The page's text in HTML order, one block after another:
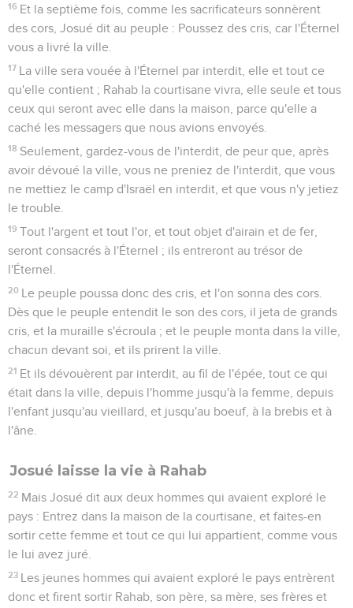
16 Et la septième fois, comme les sacrificateurs sonnèrent
des cors, Josué dit au peuple : Poussez des cris, car l'Éternel
vous a livré la ville.
17 La ville sera vouée à l'Éternel par interdit, elle et tout ce
qu'elle contient ; Rahab la courtisane vivra, elle seule et tous
ceux qui seront avec elle dans la maison, parce qu'elle a
caché les messagers que nous avions envoyés.
18 Seulement, gardez-vous de l'interdit, de peur que, après
avoir dévoué la ville, vous ne preniez de l'interdit, que vous
ne mettiez le camp d'Israël en interdit, et que vous n'y jetiez
le trouble.
19 Tout l'argent et tout l'or, et tout objet d'airain et de fer,
seront consacrés à l'Éternel ; ils entreront au trésor de
l'Éternel.
20 Le peuple poussa donc des cris, et l'on sonna des cors.
Dès que le peuple entendit le son des cors, il jeta de grands
cris, et la muraille s'écroula ; et le peuple monta dans la ville,
chacun devant soi, et ils prirent la ville.
21 Et ils dévouèrent par interdit, au fil de l'épée, tout ce qui
était dans la ville, depuis l'homme jusqu'à la femme, depuis
l'enfant jusqu'au vieillard, et jusqu'au boeuf, à la brebis et à
l'âne.
Josué laisse la vie à Rahab
22 Mais Josué dit aux deux hommes qui avaient exploré le
pays : Entrez dans la maison de la courtisane, et faites-en
sortir cette femme et tout ce qui lui appartient, comme vous
le lui avez juré.
23 Les jeunes hommes qui avaient exploré le pays entrèrent
donc et firent sortir Rahab, son père, sa mère, ses frères et